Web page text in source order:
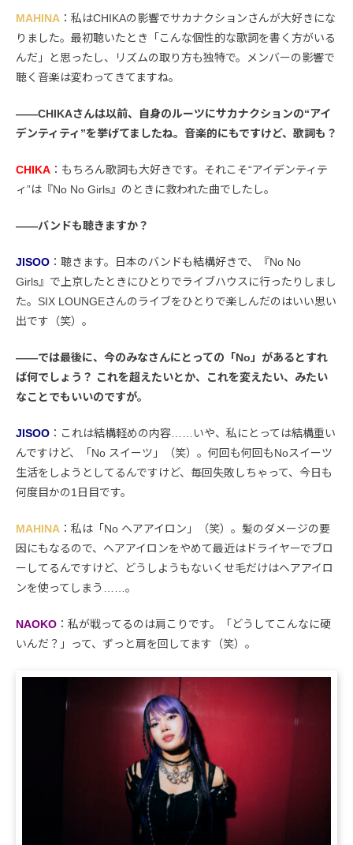
MAHINA ：私はCHIKAの影響でサカナクションさんが大好きにな
りました。最初聴いたとき「こんな個性的な歌詞を書く方がいる
んだ」と思ったし、リズムの取り方も独特で。メンバーの影響で
聴く音楽は変わってきてますね。
――CHIKAさんは以前、自身のルーツにサカナクションの“アイ
デンティティ”を挙げてましたね。音楽的にもですけど、歌詞も？
CHIKA ：もちろん歌詞も大好きです。それこそ“アイデンティテ
ィ”は『No No Girls』のときに救われた曲でしたし。
――バンドも聴きますか？
JISOO ：聴きます。日本のバンドも結構好きで、『No No
Girls』で上京したときにひとりでライブハウスに行ったりしまし
た。SIX LOUNGEさんのライブをひとりで楽しんだのはいい思い
出です（笑）。
――では最後に、今のみなさんにとっての「No」があるとすれ
ば何でしょう？ これを超えたいとか、これを変えたい、みたい
なことでもいいのですが。
JISOO ：これは結構軽めの内容……いや、私にとっては結構重い
んですけど、「No スイーツ」（笑）。何回も何回もNoスイーツ
生活をしようとしてるんですけど、毎回失敗しちゃって、今日も
何度目かの1日目です。
MAHINA ：私は「No ヘアアイロン」（笑）。髪のダメージの要
因にもなるので、ヘアアイロンをやめて最近はドライヤーでブロ
ーしてるんですけど、どうしようもないくせ毛だけはヘアアイロ
ンを使ってしまう……。
NAOKO ：私が戦ってるのは肩こりです。「どうしてこんなに硬
いんだ？」って、ずっと肩を回してます（笑）。